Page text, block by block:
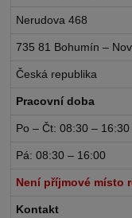
Nerudova 468
735 81 Bohumín –
Česká republika
Pracovní doba
Po – Čt: 08:30 – 16:30
Pá: 08:30 – 16:00
Není příjmové místo
Kontakt